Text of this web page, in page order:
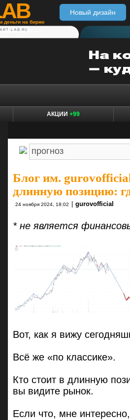
деньги на бирже
Новый дизайн
LAB.RU
АКЦИИ +99
Блог им.
длинную позицию:
24 ноября 2024, 18:02 gurovofficial
* не является
Вот, как я вижу
Всё же «по классике».
Кто стоит в длинную
вы видите рынок.
Если что, мне